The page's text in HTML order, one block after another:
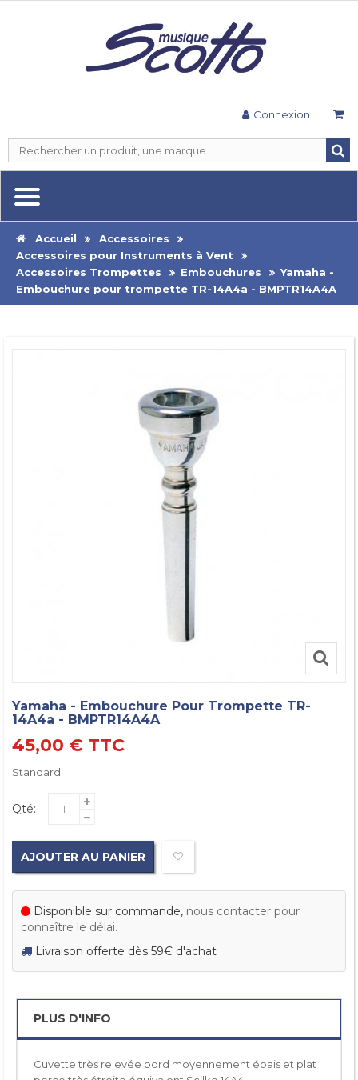
Connexion
Accueil
Accessoires
Accessoires pour Instruments à Vent
Accessoires Trompettes
Embouchures
Yamaha -
Embouchure pour trompette TR-14A4a - BMPTR14A4A
Yamaha - Embouchure Pour Trompette TR-
14A4a - BMPTR14A4A
45,00 € TTC
Standard
Qté:
AJOUTER AU PANIER
Disponible sur commande, nous contacter pour
connaître le délai.
Livraison offerte dès 59€ d'achat
PLUS D'INFO
Cuvette très relevée bord moyennement épais et plat